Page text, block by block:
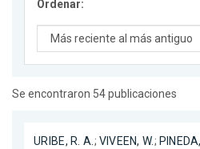
Ordenar:
Se encontraron 54 publicaciones
URIBE, R. A.; VIVEEN, W.;